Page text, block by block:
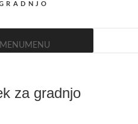
MENU MENU
za gradnjo